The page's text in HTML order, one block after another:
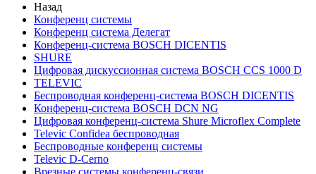
Назад
Конференц системы
Конференц система Делегат
Конференц-система BOSCH DICENTIS
SHURE
Цифровая дискуссионная система BOSCH CCS 1000 D
TELEVIC
Беспроводная конференц-система BOSCH DICENTIS
Конференц-система BOSCH DCN NG
Цифровая конференц-система Shure Microflex Complete
Televic Confidea беспроводная
Беспроводные конференц системы
Televic D-Cerno
Врезные системы конференц-связи